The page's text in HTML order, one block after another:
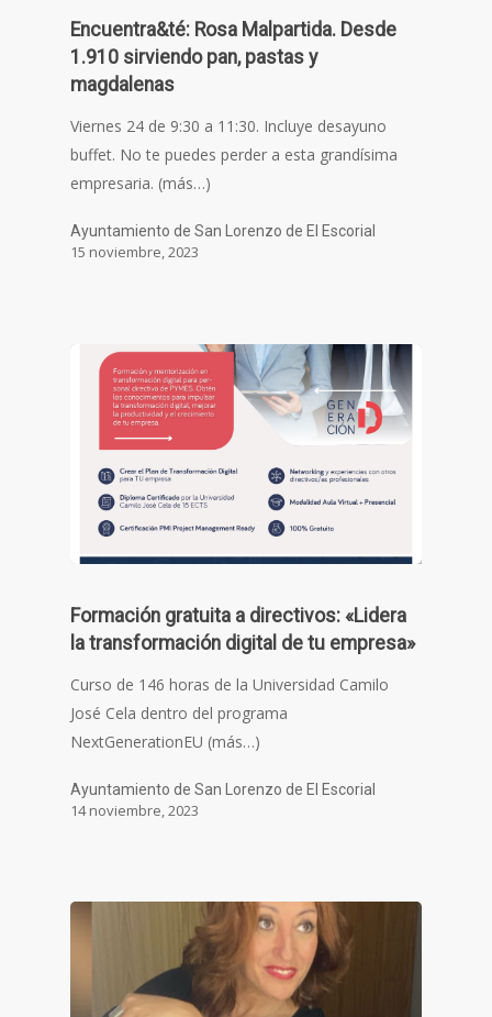
Encuentra&té: Rosa Malpartida. Desde
1.910 sirviendo pan, pastas y
magdalenas
Viernes 24 de 9:30 a 11:30. Incluye desayuno
buffet. No te puedes perder a esta grandísima
empresaria. (más…)
Ayuntamiento de San Lorenzo de El Escorial
15 noviembre, 2023
Formación gratuita a directivos: «Lidera
la transformación digital de tu empresa»
Curso de 146 horas de la Universidad Camilo
José Cela dentro del programa
NextGenerationEU (más…)
Ayuntamiento de San Lorenzo de El Escorial
14 noviembre, 2023